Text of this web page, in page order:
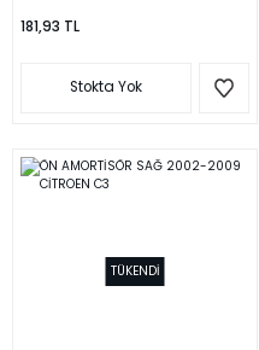
181,93 TL
Stokta Yok
TÜKENDİ